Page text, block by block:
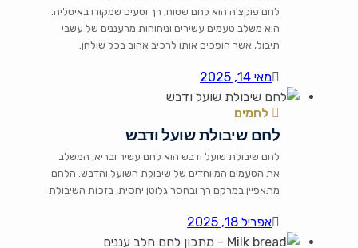
לחם פוקצ'ה הוא לחם שטוח, רך וטעים שמקורו באיטליה.
הוא משלב טעמים עשירים וניחוחות מרעננים של עשבי
תיבול, אשר הופכים אותו לרכיב אהוב בכל שולחן.
מושלמת כנשנוש, להגיש לצד סלטים, כריך או כמרכז
הארוחה. המתכון הזה יעניק לכם פוקצ'ה מלאה בטעמים,
ותוספת של עשבים תיבוליים תעניק לו […]
מאי 14, 2025
לחמים
לחם שיבולת שועל ודבש
לחם שיבולת שועל ודבש הוא לחם עשיר ובריא, המשלב
את הטעמים המיוחדים של שיבולת השועל והדבש. הלחם
מתאפיין במרקם רך ובחסר גלוטן יחסית, בזכות השיבולת
שונים, והוא פופולרי בקרב אוהבי הבריאות ואנשים
שמחפשים תחליפים בריאים ללחמים המסורתיים. ככל
אפריל 18, 2025